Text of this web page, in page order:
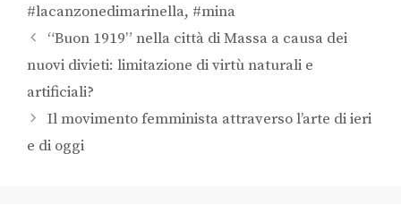
#lacanzonedimarinella, #mina
“Buon 1919” nella città di Massa a causa dei
nuovi divieti: limitazione di virtù naturali e
artificiali?
Il movimento femminista attraverso l’arte di ieri
e di oggi